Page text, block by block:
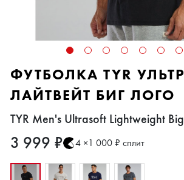
ФУТБОЛКА TYR
ЛАЙТВЕЙТ БИГ ЛОГО
TYR Men's Ultrasoft Lightweight
3 999 ₽ 4 ×1 000 ₽ сплит